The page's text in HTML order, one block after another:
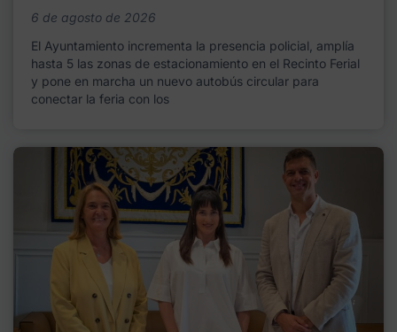
6 de agosto de 2026
El Ayuntamiento incrementa la presencia policial, amplía
hasta 5 las zonas de estacionamiento en el Recinto Ferial
y pone en marcha un nuevo autobús circular para
conectar la feria con los